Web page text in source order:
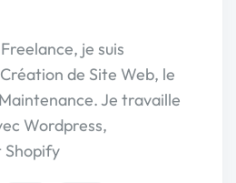
je suis
de Site Web, le
Je travaille
Wordpress,
Shopify